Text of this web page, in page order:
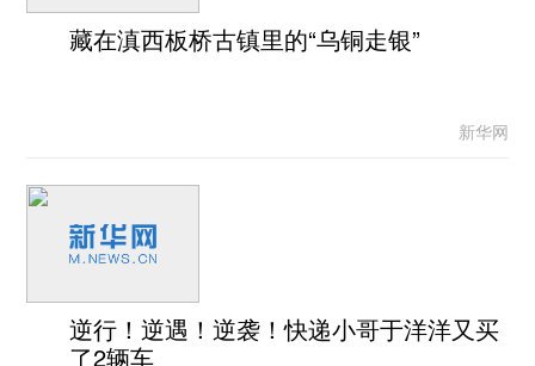
藏在滇西板桥古镇里的“乌铜走银”
新华网
逆行！逆遇！逆袭！快递小哥于洋洋又买
了2辆车